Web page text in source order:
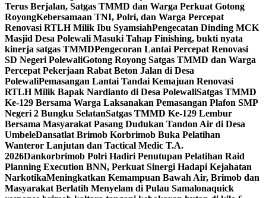
Terus Berjalan, Satgas TMMD dan Warga Perkuat Gotong
RoyongKebersamaan TNI, Polri, dan Warga Percepat
Renovasi RTLH Milik Ibu SyamsiahPengecatan Dinding MCK
Masjid Desa Polewali Masuki Tahap Finishing, bukti nyata
kinerja satgas TMMDPengecoran Lantai Percepat Renovasi
SD Negeri PolewaliGotong Royong Satgas TMMD dan Warga
Percepat Pekerjaan Rabat Beton Jalan di Desa
PolewaliPemasangan Lantai Tandai Kemajuan Renovasi
RTLH Milik Bapak Nardianto di Desa PolewaliSatgas TMMD
Ke-129 Bersama Warga Laksanakan Pemasangan Plafon SMP
Negeri 2 Bungku SelatanSatgas TMMD Ke-129 Lembur
Bersama Masyarakat Pasang Dudukan Tandon Air di Desa
UmbeleDansatlat Brimob Korbrimob Buka Pelatihan
Wanteror Lanjutan dan Tactical Medic T.A.
2026Dankorbrimob Polri Hadiri Penutupan Pelatihan Raid
Planning Execution BNN, Perkuat Sinergi Hadapi Kejahatan
NarkotikaMeningkatkan Kemampuan Bawah Air, Brimob dan
Masyarakat Berlatih Menyelam di Pulau Samalonaquick